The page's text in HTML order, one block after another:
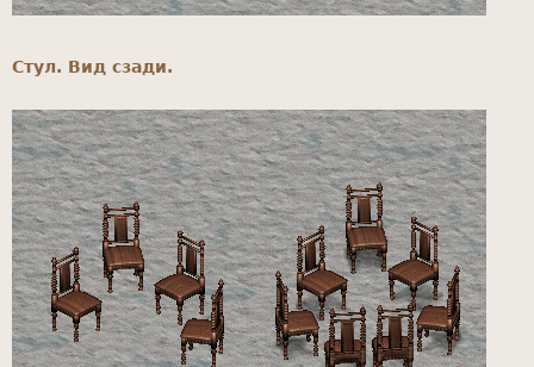
Стул. Вид сзади.